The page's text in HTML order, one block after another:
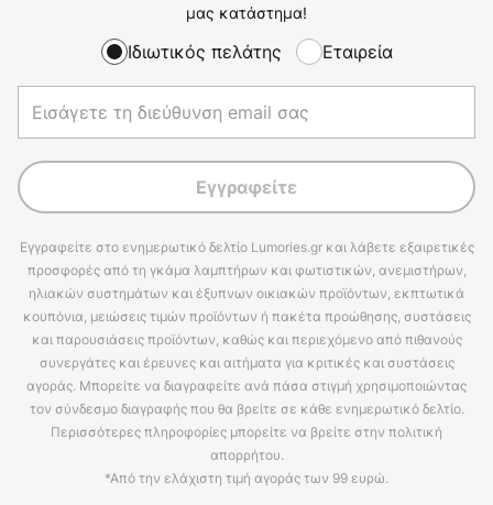
μας κατάστημα!
Ιδιωτικός πελάτης Εταιρεία
Εγγραφείτε
Εγγραφείτε στο ενημερωτικό δελτίο Lumories.gr και λάβετε εξαιρετικές
προσφορές από τη γκάμα λαμπτήρων και φωτιστικών, ανεμιστήρων,
ηλιακών συστημάτων και έξυπνων οικιακών προϊόντων, εκπτωτικά
κουπόνια, μειώσεις τιμών προϊόντων ή πακέτα προώθησης, συστάσεις
και παρουσιάσεις προϊόντων, καθώς και περιεχόμενο από πιθανούς
συνεργάτες και έρευνες και αιτήματα για κριτικές και συστάσεις
αγοράς. Μπορείτε να διαγραφείτε ανά πάσα στιγμή χρησιμοποιώντας
τον σύνδεσμο διαγραφής που θα βρείτε σε κάθε ενημερωτικό δελτίο.
Περισσότερες πληροφορίες μπορείτε να βρείτε στην πολιτική
απορρήτου.
*Από την ελάχιστη τιμή αγοράς των 99 ευρώ.